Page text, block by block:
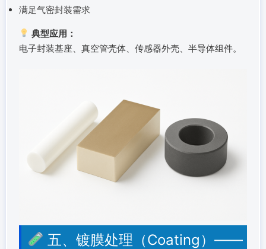
满足气密封装需求
典型应用：
电子封装基座、真空管壳体、传感器外壳、半导体组件。
五、镀膜处理（Coating）——